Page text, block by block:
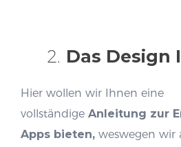
2. Das Design
Hier wollen wir Ihnen eine
vollständige Anleitung zur
Apps bieten, weswegen wir